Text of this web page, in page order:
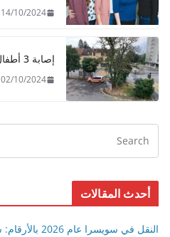
.
14/10/2024
إصابة 3 أطفال في حادث طعن بزيورخ
02/10/2024
أحدث المقالات
النقل في سويسرا عام 2026 بالأرقام: سيارات أكثر… وانبعاثات أقل.. !